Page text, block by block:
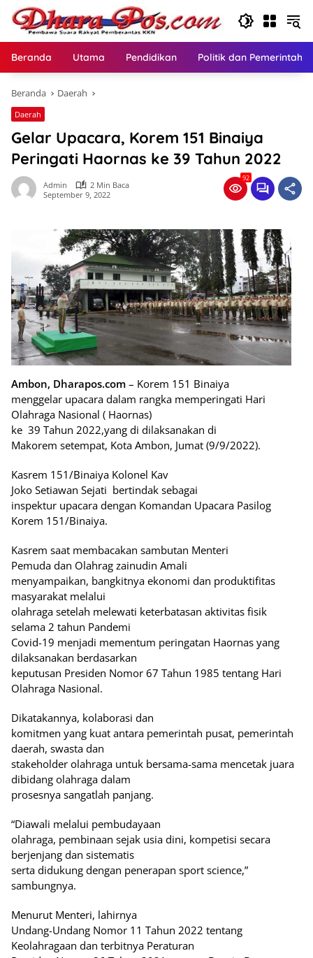
Langsung
konten
Beranda Utama Pendidikan Politik dan
Beranda Daerah
Daerah
Gelar Upacara, Korem 151 Binaiya
Peringati Haornas ke 39 Tahun 2022
Admin
2 Min Baca
September 9, 2022
92
Ambon, Dharapos.com – Korem 151 Binaiya
menggelar upacara dalam rangka memperingati Hari
Olahraga Nasional ( Haornas)
ke 39 Tahun 2022,yang di dilaksanakan di
Makorem setempat, Kota Ambon, Jumat (9/9/2022).
Kasrem 151/Binaiya Kolonel Kav
Joko Setiawan Sejati bertindak sebagai
inspektur upacara dengan Komandan Upacara Pasilog
Korem 151/Binaiya.
Kasrem saat membacakan sambutan Menteri
Pemuda dan Olahrag zainudin Amali
menyampaikan, bangkitnya ekonomi dan produktifitas
masyarakat melalui
olahraga setelah melewati keterbatasan aktivitas fisik
selama 2 tahun Pandemi
Covid-19 menjadi mementum peringatan Haornas yang
dilaksanakan berdasarkan
keputusan Presiden Nomor 67 Tahun 1985 tentang Hari
Olahraga Nasional.
Dikatakannya, kolaborasi dan
komitmen yang kuat antara pemerintah pusat, pemerintah
daerah, swasta dan
stakeholder olahraga untuk bersama-sama mencetak juara
dibidang olahraga dalam
prosesnya sangatlah panjang.
“Diawali melalui pembudayaan
olahraga, pembinaan sejak usia dini, kompetisi secara
berjenjang dan sistematis
serta didukung dengan penerapan sport science,”
sambungnya.
Menurut Menteri, lahirnya
Undang-Undang Nomor 11 Tahun 2022 tentang
Keolahragaan dan terbitnya Peraturan